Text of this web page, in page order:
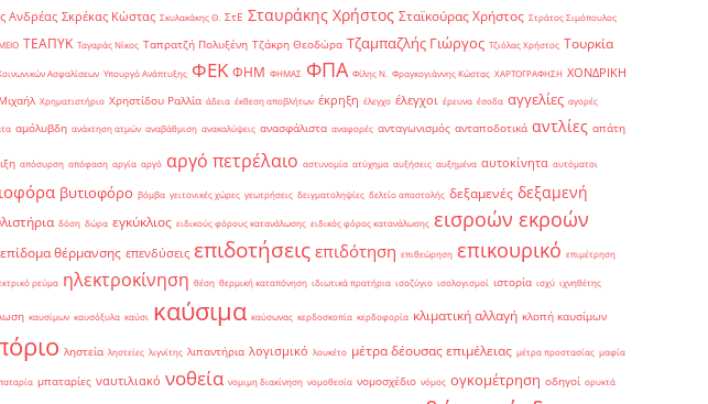
Ανδρέας Σκρέκας Κώστας Σκυλακάκης Θ. ΣτΕ Σταυράκης Χρήστος Σταϊκούρας Χρήστος Στράτος Σιμόπουλος
ΤΕΑΠΥΚ Ταγαράς Νίκος Ταπρατζή Πολυξένη Τζάκρη Θεοδώρα Τζαμπαζλής Γιώργος Τζιόλας Χρήστος Τουρκία
Ασφαλίσεων Υπουργό Ανάπτυξης ΦΕΚ ΦΗΜ ΦΗΜΑΣ ΦΠΑ Φίλης Ν. Φραγκογιάννης Κώστας ΧΑΡΤΟΓΡΑΦΗΣΗ ΧΟΝΔΡΙΚΗ
Χρηματιστήριο Χρηστίδου Ραλλία άδεια έκθεση αποβλήτων έκρηξη έλεγχο έλεγχοι έρευνα έσοδα αγγελίες αγορές
αμόλυβδη ανάκτηση ατμών αναβάθμιση ανακαλύψεις ανασφάλιστα αναφορές ανταγωνισμός ανταποδοτικά αντλίες απάτη
απόσυρση απόφαση αργία αργό αργό πετρέλαιο αστυνομία ατύχημα αυξήσεις αυξημένα αυτοκίνητα αυτόματοι
βυτιοφόρο βόμβα γειτονικές χώρες γεωτρήσεις δειγματοληψίες δελτίο αποστολής δεξαμενές δεξαμενή
δόση δώρα εγκύκλιος ειδικούς φόρους κατανάλωσης ειδικός φόρος κατανάλωσης εισροών εκροών
επίδομα θέρμανσης επενδύσεις επιδοτήσεις επιδότηση επιθεώρηση επικουρικό επιμέτρηση
ρεύμα ηλεκτροκίνηση θέση θερμική καταπόνηση ιδιωτικά πρατήρια ισοζύγιο ισολογισμοί ιστορία ισχύ ιχνηθέτης
καυσίμων καυσόξυλα καύσι καύσιμα καύσωνας κερδοσκοπία κερδοφορία κλιματική αλλαγή κλοπή καυσίμων
ληστεία ληστείες λιγνίτης λιπαντήρια λογισμικό λουκέτο μέτρα δέουσας επιμέλειας μέτρα προστασίας μαφία
μπαταρίες ναυτιλιακό νοθεία νομιμη διακίνηση νομοθεσία νομοσχέδιο νόμος ογκομέτρηση οδηγοί ορυκτά